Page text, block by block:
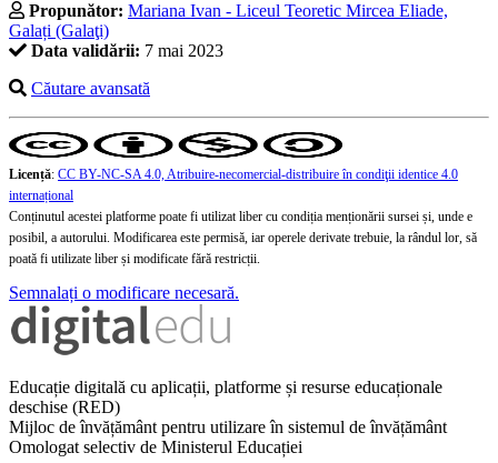
Propunător: Mariana Ivan - Liceul Teoretic Mircea Eliade,
Galați (Galaţi)
Data validării: 7 mai 2023
Căutare avansată
Licență: CC BY-NC-SA 4.0, Atribuire-necomercial-distribuire în condiţii identice 4.0
internațional
Conținutul acestei platforme poate fi utilizat liber cu condiția menționării sursei și, unde e
posibil, a autorului. Modificarea este permisă, iar operele derivate trebuie, la rândul lor, să
poată fi utilizate liber și modificate fără restricții.
Semnalați o modificare necesară.
Educație digitală cu aplicații, platforme și resurse educaționale
deschise (RED)
Mijloc de învățământ pentru utilizare în sistemul de învățământ
Omologat selectiv de Ministerul Educației